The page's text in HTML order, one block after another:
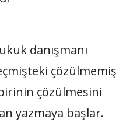
danışmanı
çözülmemiş
çözülmesini
yazmaya başlar.